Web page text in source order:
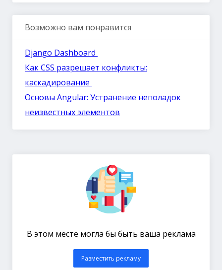
Возможно вам понравится
Django Dashboard
Как CSS разрешает конфликты:
каскадирование
Основы Angular: Устранение неполадок
неизвестных элементов
В этом месте могла бы быть ваша реклама
Разместить рекламу